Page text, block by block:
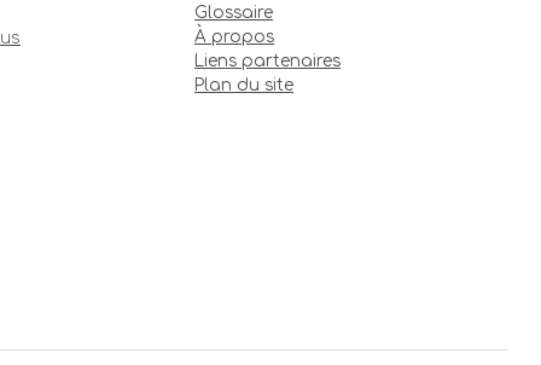
Glossaire
À propos
Liens partenaires
Plan du site